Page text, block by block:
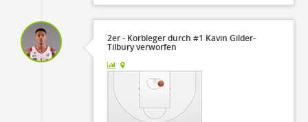
2er - Korbleger durch #1 Kavin Gilder-
Tilbury verworfen